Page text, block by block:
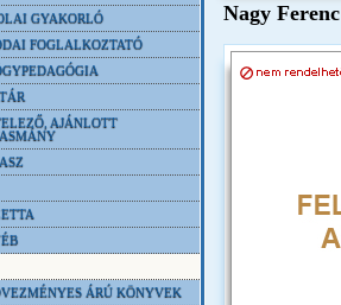
GYAKORLÓ
FOGLALKOZTATÓ
AJÁNLOTT
ÁRÚ KÖNYVEK
Nagy Ferenc